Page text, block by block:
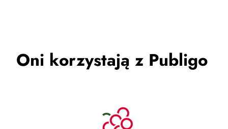
Oni korzystają z Publigo